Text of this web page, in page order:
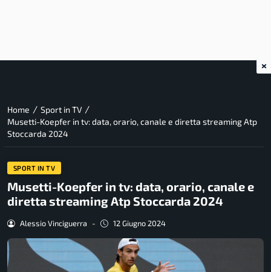
Home / Sport in TV /
Musetti-Koepfer in tv: data, orario, canale e diretta streaming Atp
Stoccarda 2024
SPORT IN TV
Musetti-Koepfer in tv: data, orario, canale e
diretta streaming Atp Stoccarda 2024
Alessio Vinciguerra - 12 Giugno 2024
×